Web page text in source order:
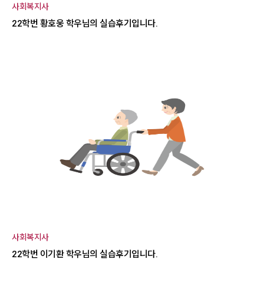
사회복지사
22학번 황호웅 학우님의 실습후기입니다.
사회복지사
22학번 이기환 학우님의 실습후기입니다.